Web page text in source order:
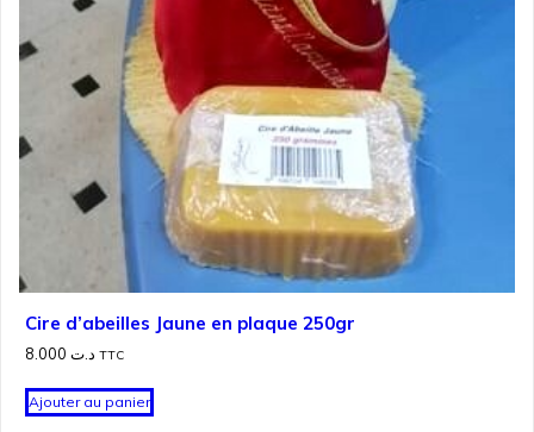
Cire d’abeilles Jaune en plaque 250gr
د.ت TTC
Ajouter au panier